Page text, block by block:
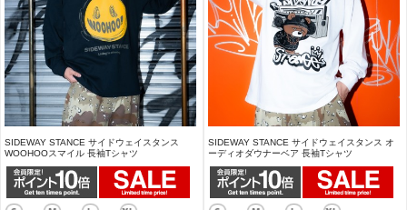
SIDEWAY STANCE サイドウェイスタンス
WOOHOOスマイル 長袖Tシャツ
SIDEWAY STANCE サイドウェイスタンス オ
ーディオダウナーベア 長袖Tシャツ